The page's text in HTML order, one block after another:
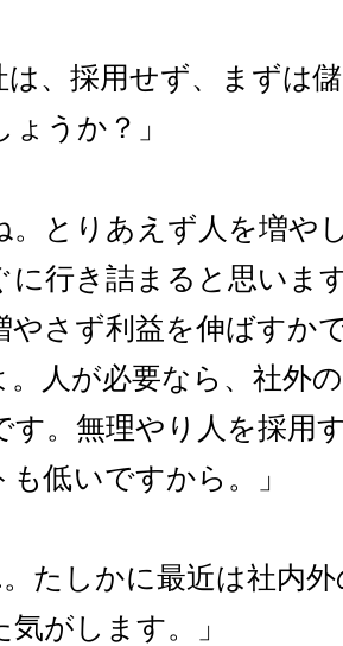
は、採用せず、まずは
うか？」
。とりあえず人を増や
に行き詰まると思いま
やさず利益を伸ばすか
。人が必要なら、社外
す。無理やり人を採用
低いですから。」
。たしかに最近は社内
がします。」